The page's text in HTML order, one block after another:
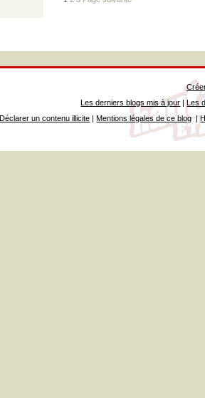
Les derniers blogs mis à jour
Les
Déclarer un contenu illicite
Mentions légales de ce blog|